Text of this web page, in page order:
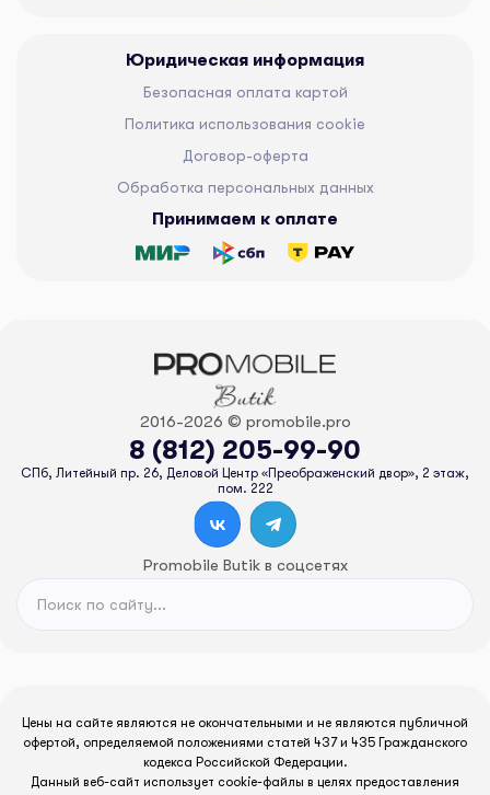
Юридическая информация
Безопасная оплата картой
Политика использования cookie
Договор-оферта
Обработка персональных данных
Принимаем к оплате
2016-2026 © promobile.pro
8 (812) 205-99-90
СПб, Литейный пр. 26, Деловой Центр «Преображенский двор», 2 этаж,
пом. 222
Promobile Butik в соцсетях
Цены на сайте являются не окончательными и не являются публичной
офертой, определяемой положениями статей 437 и 435 Гражданского
кодекса Российской Федерации.
Данный веб-сайт использует cookie-файлы в целях предоставления